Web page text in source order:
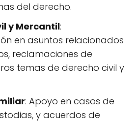
del derecho.
y Mercantil:
en asuntos relacionados
reclamaciones de
temas de derecho civil y
: Apoyo en casos de
y acuerdos de